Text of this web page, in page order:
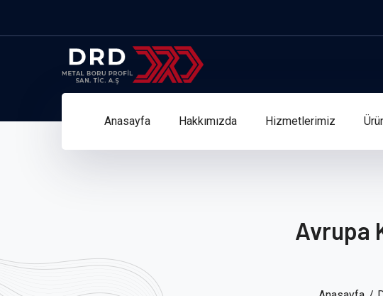
Anasayfa Hakkımızda Hizmetlerimiz
Avrupa